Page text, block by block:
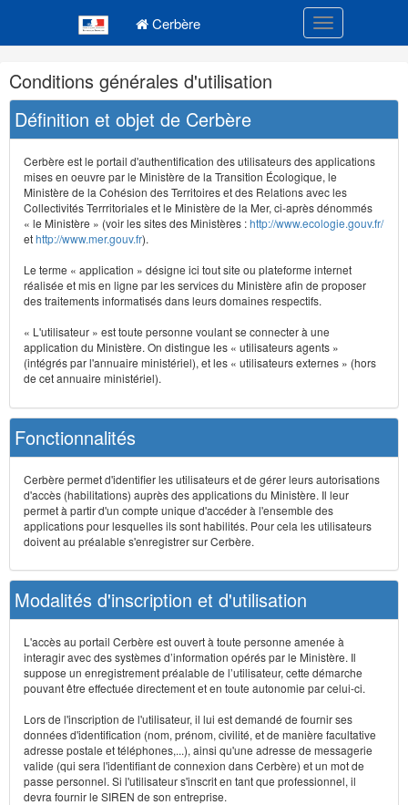
Cerbère Toggle
Navigation
et
outils
annexes
Conditions générales d'utilisation
Définition et objet de Cerbère
Cerbère est le portail d'authentification des utilisateurs des applications
mises en oeuvre par le Ministère de la Transition Écologique, le
Ministère de la Cohésion des Territoires et des Relations avec les
Collectivités Terrritoriales et le Ministère de la Mer, ci-après dénommés
« le Ministère » (voir les sites des Ministères :http://www.ecologie.gouv.fr/
ethttp://www.mer.gouv.fr).
Le terme « application » désigne ici tout site ou plateforme internet
réalisée et mis en ligne par les services du Ministère afin de proposer
des traitements informatisés dans leurs domaines respectifs.
« L'utilisateur » est toute personne voulant se connecter à une
application du Ministère. On distingue les « utilisateurs agents »
(intégrés par l'annuaire ministériel), et les « utilisateurs externes » (hors
de cet annuaire ministériel).
Fonctionnalités
Cerbère permet d'identifier les utilisateurs et de gérer leurs autorisations
d'accès (habilitations) auprès des applications du Ministère. Il leur
permet à partir d'un compte unique d'accéder à l'ensemble des
applications pour lesquelles ils sont habilités. Pour cela les utilisateurs
doivent au préalable s'enregistrer sur Cerbère.
Modalités d'inscription et d'utilisation
L'accès au portail Cerbère est ouvert à toute personne amenée à
interagir avec des systèmes d’information opérés par le Ministère. Il
suppose un enregistrement préalable de l’utilisateur, cette démarche
pouvant être effectuée directement et en toute autonomie par celui-ci.
Lors de l'inscription de l'utilisateur, il lui est demandé de fournir ses
données d'identification (nom, prénom, civilité, et de manière facultative
adresse postale et téléphones,...), ainsi qu'une adresse de messagerie
valide (qui sera l'identifiant de connexion dans Cerbère) et un mot de
passe personnel. Si l'utilisateur s'inscrit en tant que professionnel, il
devra fournir le SIREN de son entreprise.